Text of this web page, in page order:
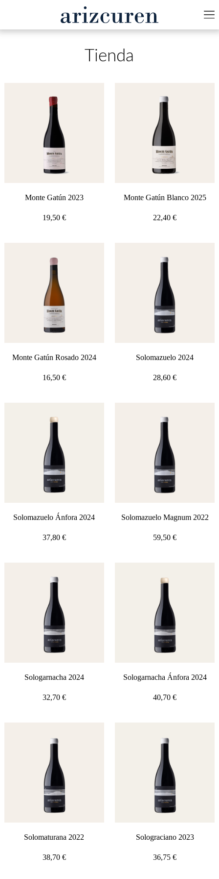
Tienda
Monte Gatún 2023
19,50 €
Monte Gatún Blanco 2025
22,40 €
Monte Gatún Rosado 2024
16,50 €
Solomazuelo 2024
28,60 €
Solomazuelo Ánfora 2024
37,80 €
Solomazuelo Magnum 2022
59,50 €
Sologarnacha 2024
32,70 €
Sologarnacha Ánfora 2024
40,70 €
Solomaturana 2022
38,70 €
Solograciano 2023
36,75 €